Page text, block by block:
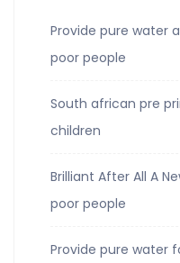
Provide pure water
poor people
South african pre
children
Brilliant After All A
poor people
Provide pure water